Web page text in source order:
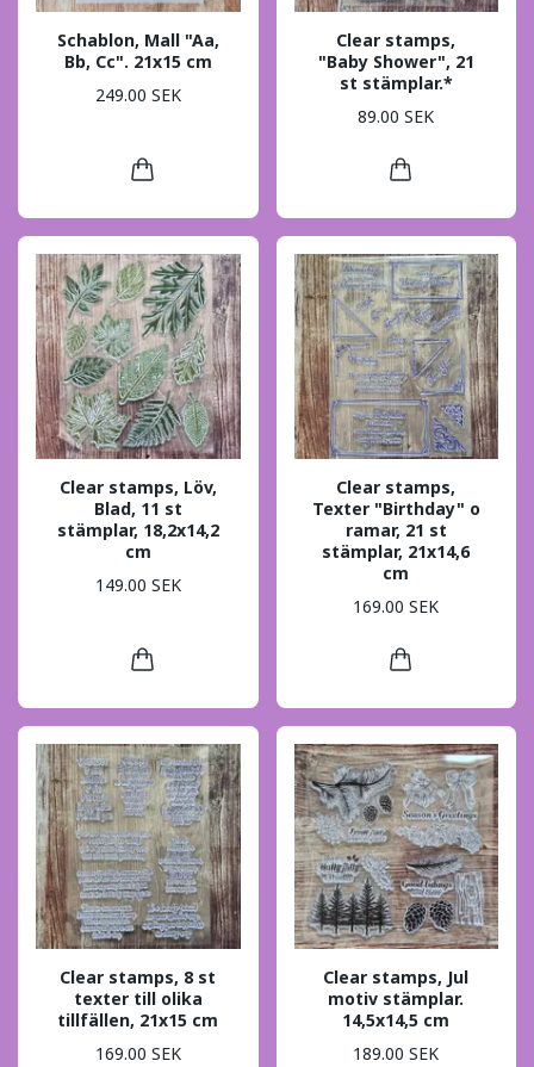
Schablon, Mall "Aa,
Bb, Cc". 21x15 cm
249.00 SEK
Clear stamps,
"Baby Shower", 21
st stämplar.*
89.00 SEK
Clear stamps, Löv,
Blad, 11 st
stämplar, 18,2x14,2
cm
149.00 SEK
Clear stamps,
Texter "Birthday" o
ramar, 21 st
stämplar, 21x14,6
cm
169.00 SEK
Clear stamps, 8 st
texter till olika
tillfällen, 21x15 cm
169.00 SEK
Clear stamps, Jul
motiv stämplar.
14,5x14,5 cm
189.00 SEK